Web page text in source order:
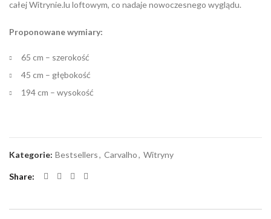
całej Witrynie.lu loftowym, co nadaje nowoczesnego wyglądu.
Proponowane wymiary:
65 cm – szerokość
45 cm – głębokość
194 cm – wysokość
Kategorie: Bestsellers, Carvalho, Witryny
Share